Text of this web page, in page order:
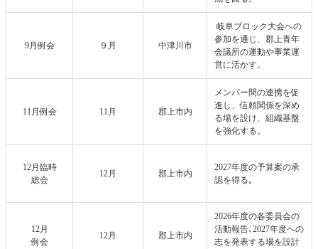
9月例会 ９月 中津川市
岐阜ブロック大会への
参加を通じ、郡上青年
会議所の運動や事業運
営に活かす。
11月例会 11月 郡上市内
メンバー間の連携を促
進し、信頼関係を深め
る場を設け、組織基盤
を強化する。
12月臨時
総会
12月 郡上市内
2027年度の予算案の承
認を得る｡
12月
例会
12月 郡上市内
2026年度の各委員会の
活動報告､2027年度への
志を発表する場を設計